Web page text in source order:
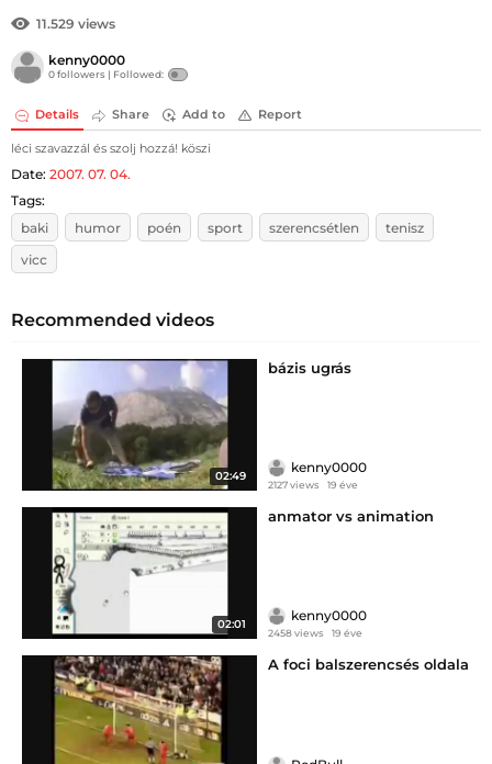
11.529 views
kenny0000
0 followers | Followed:
Details Share Add to Report
léci szavazzál és szolj hozzá! köszi
Date: 2007. 07. 04.
Tags:
baki
humor poén sport szerencsétlen
tenisz
vicc
Recommended videos
02:49
bázis ugrás
kenny0000
2127 views 19 éve
02:01
anmator vs animation
kenny0000
2458 views 19 éve
A foci balszerencsés oldala